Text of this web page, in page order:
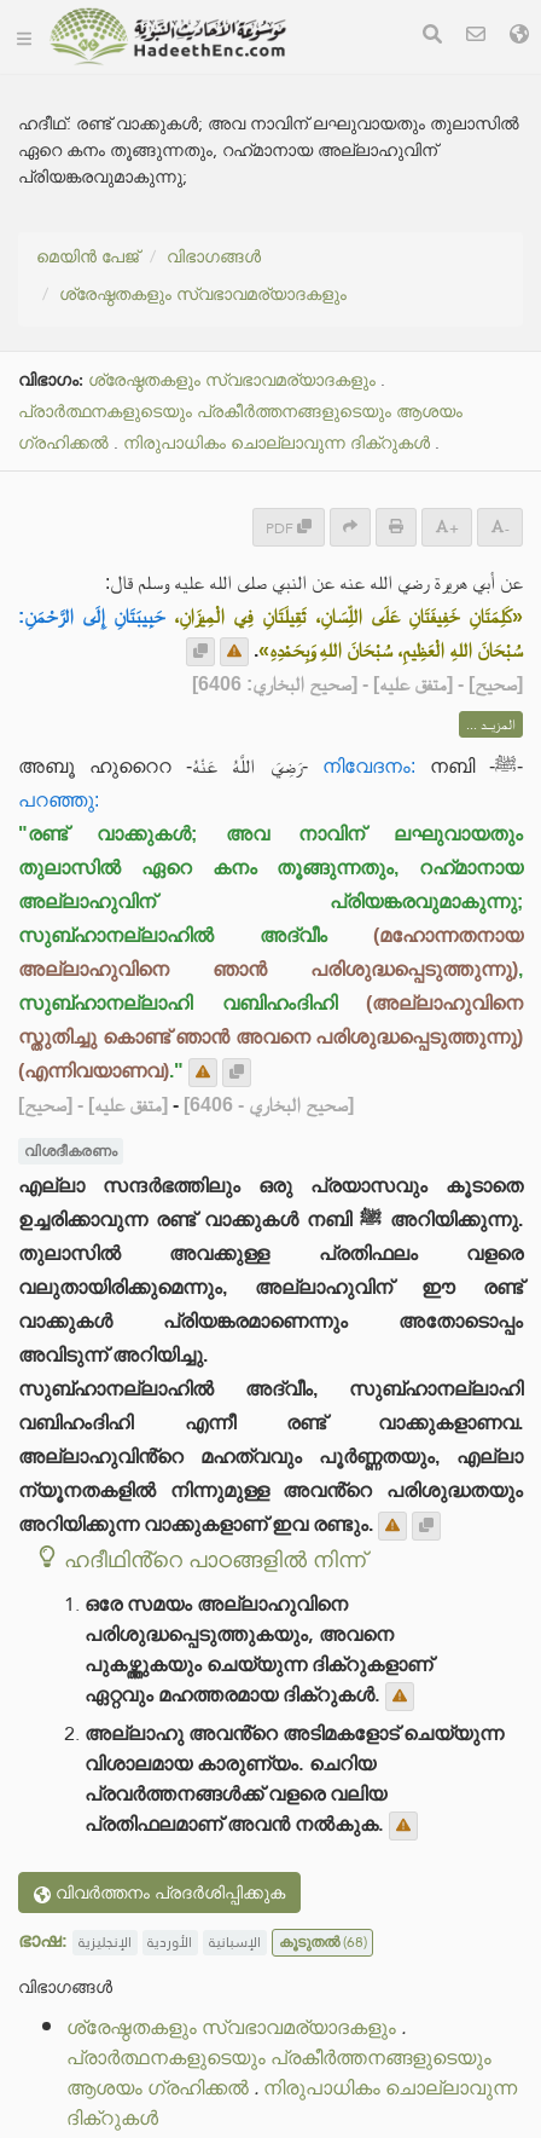
ഹദീഥ്: രണ്ട് വാക്കുകൾ; അവ നാവിന് ലഘുവായതും തുലാസിൽ
ഏറെ കനം തൂങ്ങുന്നതും, റഹ്‌മാനായ അല്ലാഹുവിന്
പ്രിയങ്കരവുമാകുന്നു;
മെയിൻ പേജ്
വിഭാഗങ്ങൾ
ശ്രേഷ്ഠതകളും സ്വഭാവമര്യാദകളും
വിഭാഗം: ശ്രേഷ്ഠതകളും സ്വഭാവമര്യാദകളും .
പ്രാർത്ഥനകളുടെയും പ്രകീർത്തനങ്ങളുടെയും ആശയം
ഗ്രഹിക്കൽ . നിരുപാധികം ചൊല്ലാവുന്ന ദിക്റുകൾ .
PDF + -
عن أبي هريرة رضي الله عنه عن النبي صلى الله عليه وسلم قال:
«كَلِمَتَانِ خَفِيفَتَانِ عَلَى اللِّسَانِ، ثَقِيلَتَانِ فِي الْمِيزَانِ، حَبِيبَتَانِ إِلَى الرَّحْمَنِ:
سُبْحَانَ اللهِ الْعَظِيمِ، سُبْحَانَ اللهِ وَبِحَمْدِهِ».
[صحيح] - [متفق عليه] - [صحيح البخاري: 6406]
المزيــد ...
അബൂ ഹുറൈറ -رَضِيَ اللَّهُ عَنْهُ-നിവേദനം:
നബി -ﷺ-
പറഞ്ഞു:
"രണ്ട് വാക്കുകൾ; അവ നാവിന് ലഘുവായതും
തുലാസിൽ ഏറെ കനം തൂങ്ങുന്നതും, റഹ്‌മാനായ
അല്ലാഹുവിന് പ്രിയങ്കരവുമാകുന്നു;
സുബ്ഹാനല്ലാഹിൽ അദ്വീം (മഹോന്നതനായ
അല്ലാഹുവിനെ ഞാൻ പരിശുദ്ധപ്പെടുത്തുന്നു),
സുബ്ഹാനല്ലാഹി വബിഹംദിഹി (അല്ലാഹുവിനെ
സ്തുതിച്ചു കൊണ്ട് ഞാൻ അവനെ പരിശുദ്ധപ്പെടുത്തുന്നു)
(എന്നിവയാണവ)."
[صحيح]
- [متفق عليه] - [صحيح البخاري - 6406]
വിശദീകരണം
എല്ലാ സന്ദർഭത്തിലും ഒരു പ്രയാസവും കൂടാതെ
ഉച്ചരിക്കാവുന്ന രണ്ട് വാക്കുകൾ നബി ﷺ അറിയിക്കുന്നു.
തുലാസിൽ അവക്കുള്ള പ്രതിഫലം വളരെ
വലുതായിരിക്കുമെന്നും, അല്ലാഹുവിന് ഈ രണ്ട്
വാക്കുകൾ പ്രിയങ്കരമാണെന്നും അതോടൊപ്പം
അവിടുന്ന് അറിയിച്ചു.
സുബ്ഹാനല്ലാഹിൽ അദ്വീം, സുബ്ഹാനല്ലാഹി
വബിഹംദിഹി എന്നീ രണ്ട് വാക്കുകളാണവ.
അല്ലാഹുവിൻ്റെ മഹത്വവും പൂർണ്ണതയും, എല്ലാ
ന്യൂനതകളിൽ നിന്നുമുള്ള അവൻ്റെ പരിശുദ്ധതയും
അറിയിക്കുന്ന വാക്കുകളാണ് ഇവ രണ്ടും.
ഹദീഥിൻ്റെ പാഠങ്ങളിൽ നിന്ന്
ഒരേ സമയം അല്ലാഹുവിനെ
പരിശുദ്ധപ്പെടുത്തുകയും, അവനെ
പുകഴ്ത്തുകയും ചെയ്യുന്ന ദിക്റുകളാണ്
ഏറ്റവും മഹത്തരമായ ദിക്റുകൾ.
അല്ലാഹു അവൻ്റെ അടിമകളോട് ചെയ്യുന്ന
വിശാലമായ കാരുണ്യം. ചെറിയ
പ്രവർത്തനങ്ങൾക്ക് വളരെ വലിയ
പ്രതിഫലമാണ് അവൻ നൽകുക.
വിവർത്തനം പ്രദർശിപ്പിക്കുക
ഭാഷ: الإنجليزية الأوردية الإسبانية കൂടുതൽ(68)
വിഭാഗങ്ങൾ
ശ്രേഷ്ഠതകളും സ്വഭാവമര്യാദകളും.
പ്രാർത്ഥനകളുടെയും പ്രകീർത്തനങ്ങളുടെയും
ആശയം ഗ്രഹിക്കൽ.നിരുപാധികം ചൊല്ലാവുന്ന
ദിക്റുകൾ